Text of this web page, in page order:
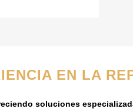
EN LA
soluciones